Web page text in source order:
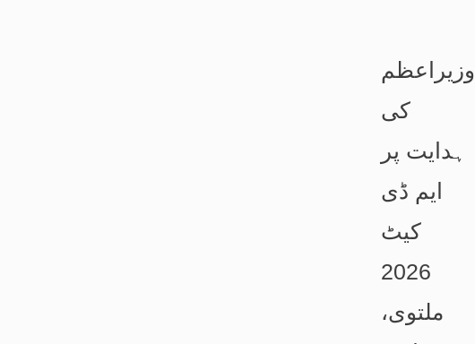
وزیراعظم
کی
ہدایت پر
ایم ڈی
کیٹ
2026
ملتوی،